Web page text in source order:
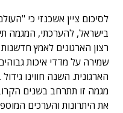
לסיכום ציין אשכנזי כי
בישראל, להערכתי, המגמה
רצון הארגונים לאמץ
שמירה על מדדי איכות
הארגונית. השנה חווינו
מגמה זו תתרחב בשנים
את היתרונות והערכים